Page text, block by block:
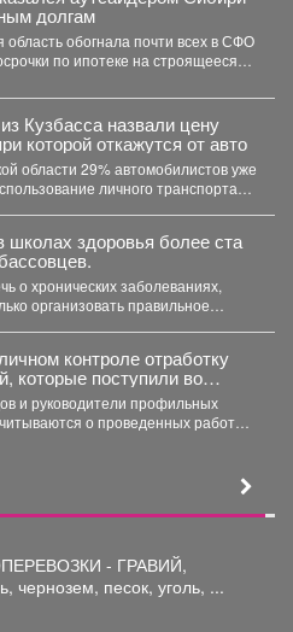
долгам
область обогнала почти всех в СФО
по ипотеке на строящееся
Кузбасса назвали цену
которой откажутся от авто
области 29% автомобилистов уже
личного транспорта
здоровья более ста
о хронических заболеваниях,
организовать правильное
контроле отработку
которые поступили во
эфира 28 июля.
и руководители профильных
о проведенных работах,
- ГРАВИЙ,
чернозем, песок, уголь, ...